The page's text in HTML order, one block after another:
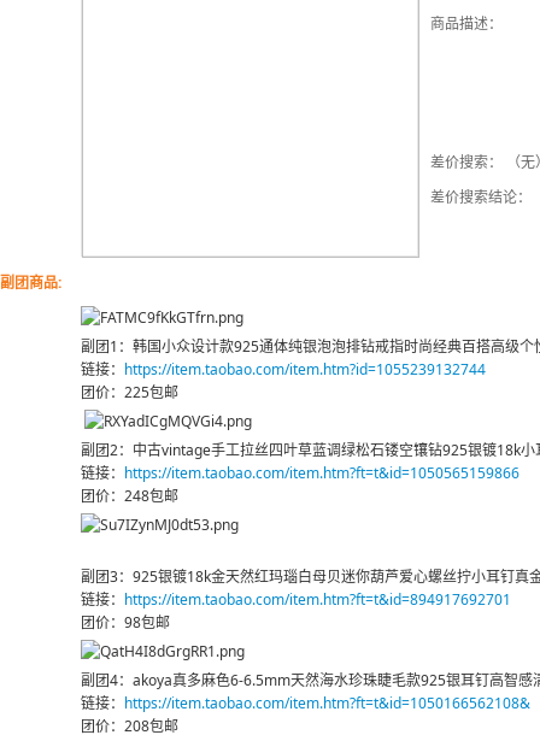
商品描述：
差价搜索： （无
差价搜索结论：
副团商品:
副团1：韩国小众设计款925通体纯银泡泡排钻戒指时尚经典百搭高级个
链接： https://item.taobao.com/item.htm?id=1055239132744
团价：225包邮
副团2：中古vintage手工拉丝四叶草蓝调绿松石镂空镶钻925银镀18k小
链接： https://item.taobao.com/item.htm?ft=t&id=1050565159866
团价：248包邮
副团3：925银镀18k金天然红玛瑙白母贝迷你葫芦爱心螺丝拧小耳钉真
链接： https://item.taobao.com/item.htm?ft=t&id=894917692701
团价：98包邮
副团4：akoya真多麻色6-6.5mm天然海水珍珠睫毛款925银耳钉高智
链接： https://item.taobao.com/item.htm?ft=t&id=1050166562108&
团价：208包邮